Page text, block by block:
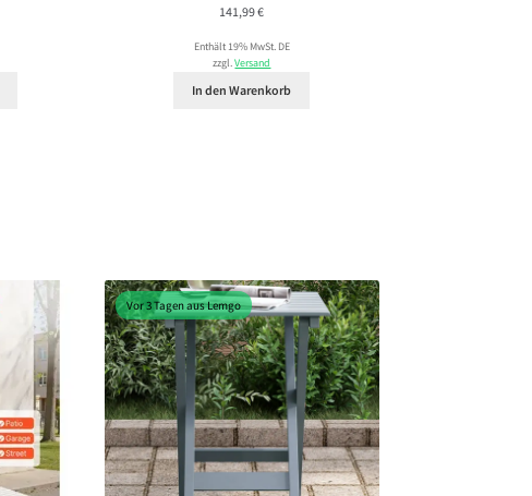
141,99€
Enthält 19% MwSt. DE
zzgl.Versand
In den Warenkorb
Vor 3 Tagen aus Lemgo